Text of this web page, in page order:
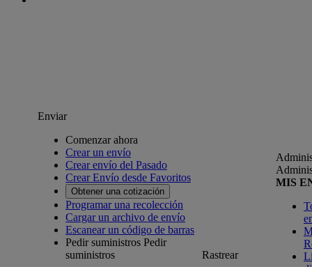
Enviar
Comenzar ahora
Crear un envío
Crear envío del Pasado
Crear Envío desde Favoritos
Obtener una cotización
Programar una recolección
Cargar un archivo de envío
Escanear un código de barras
Pedir suministros Pedir
suministros
Rastrear
MIS